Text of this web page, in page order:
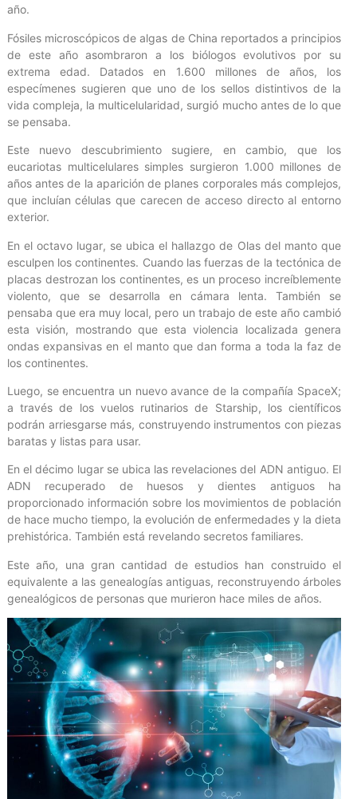
año.
Fósiles microscópicos de algas de China reportados a principios
de este año asombraron a los biólogos evolutivos por su
extrema edad. Datados en 1.600 millones de años, los
especímenes sugieren que uno de los sellos distintivos de la
vida compleja, la multicelularidad, surgió mucho antes de lo que
se pensaba.
Este nuevo descubrimiento sugiere, en cambio, que los
eucariotas multicelulares simples surgieron 1.000 millones de
años antes de la aparición de planes corporales más complejos,
que incluían células que carecen de acceso directo al entorno
exterior.
En el octavo lugar, se ubica el hallazgo de Olas del manto que
esculpen los continentes. Cuando las fuerzas de la tectónica de
placas destrozan los continentes, es un proceso increíblemente
violento, que se desarrolla en cámara lenta. También se
pensaba que era muy local, pero un trabajo de este año cambió
esta visión, mostrando que esta violencia localizada genera
ondas expansivas en el manto que dan forma a toda la faz de
los continentes.
Luego, se encuentra un nuevo avance de la compañía SpaceX;
a través de los vuelos rutinarios de Starship, los científicos
podrán arriesgarse más, construyendo instrumentos con piezas
baratas y listas para usar.
En el décimo lugar se ubica las revelaciones del ADN antiguo. El
ADN recuperado de huesos y dientes antiguos ha
proporcionado información sobre los movimientos de población
de hace mucho tiempo, la evolución de enfermedades y la dieta
prehistórica. También está revelando secretos familiares.
Este año, una gran cantidad de estudios han construido el
equivalente a las genealogías antiguas, reconstruyendo árboles
genealógicos de personas que murieron hace miles de años.